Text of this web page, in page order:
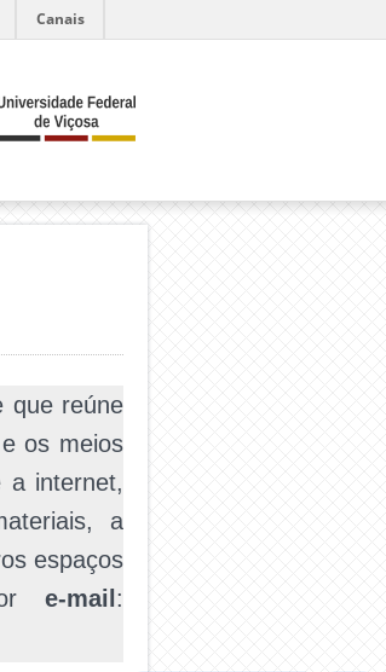
Canais
que reúne
os meios
a internet,
a
espaços
e-mail :